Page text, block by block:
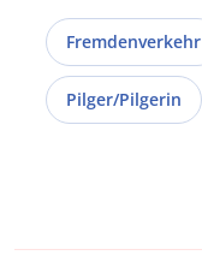
Fremdenverkehr
Pilger/Pilgerin